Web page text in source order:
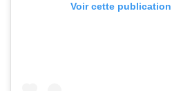
Voir cette